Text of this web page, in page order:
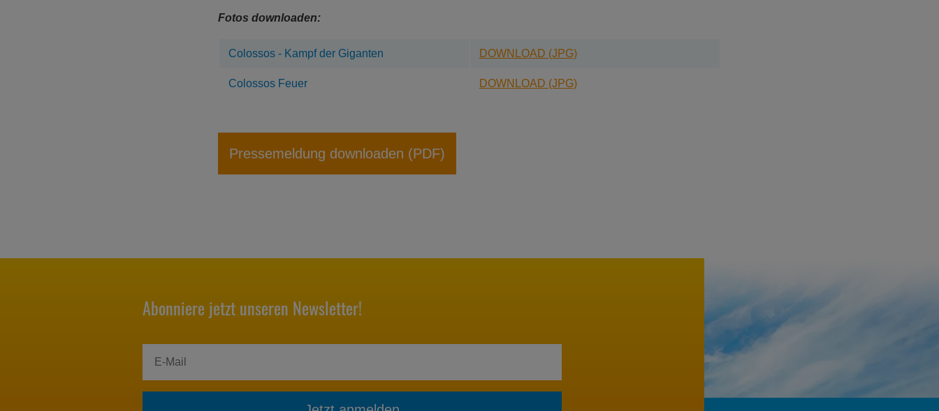
Fotos downloaden:
Colossos - Kampf der Giganten DOWNLOAD (JPG)
Colossos Feuer DOWNLOAD (JPG)
Pressemeldung downloaden (PDF)
Abonniere jetzt unseren Newsletter!